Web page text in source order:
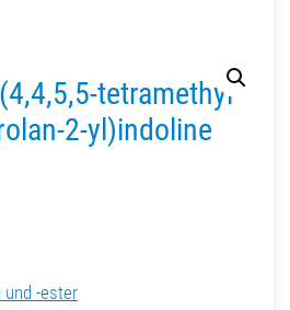
tetramethyl-
2-yl)indoline
und -ester